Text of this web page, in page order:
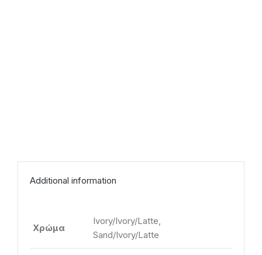
Additional information
Χρώμα
Ivory/Ivory/Latte,
Sand/Ivory/Latte